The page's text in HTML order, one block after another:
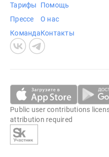
Тарифы
Прессе
Команда
Помощь
О нас
Контакты
Public user contributions
attribution required